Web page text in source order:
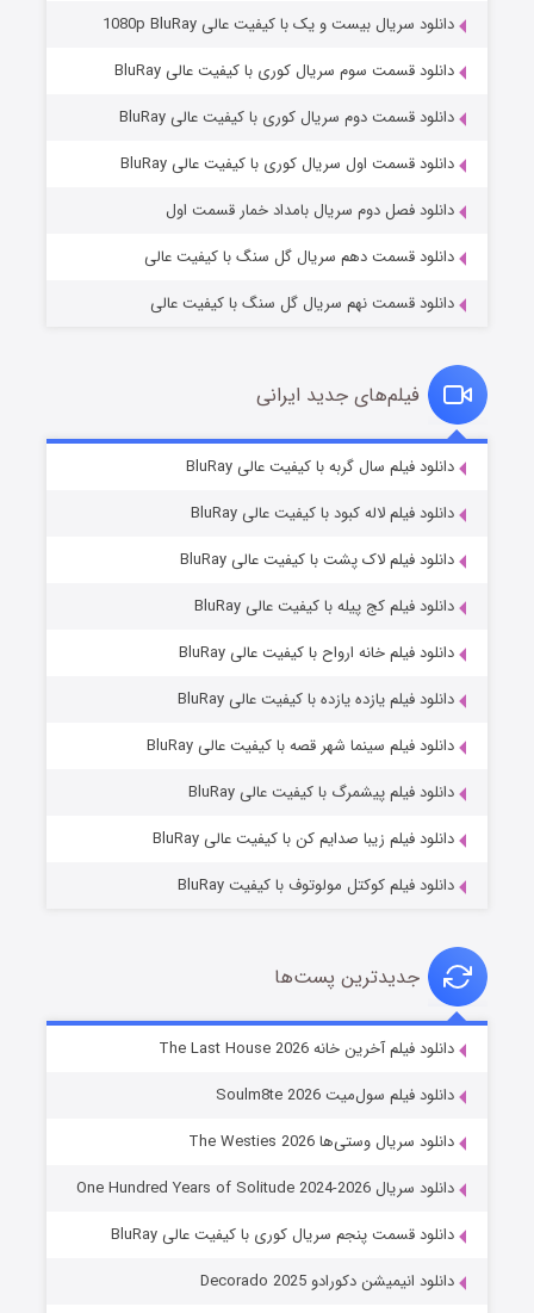
عملیات آپارتمان
قسمت۲ (زیرنویس) منتشر شد
قسمت۲ (زیرنویس) منتشر شد
شوگر فصل ۲
دانلود سریال بیست و یک با کیفیت عالی 1080p BluRay
دانلود قسمت سوم سریال کوری با کیفیت عالی BluRay
دانلود قسمت دوم سریال کوری با کیفیت عالی BluRay
دانلود قسمت اول سریال کوری با کیفیت عالی BluRay
دانلود فصل دوم سریال بامداد خمار قسمت اول
دانلود قسمت دهم سریال گل سنگ با کیفیت عالی
دانلود قسمت نهم سریال گل سنگ با کیفیت عالی
فیلم‌های جدید ایرانی
دانلود فیلم سال گربه با کیفیت عالی BluRay
دانلود فیلم لاله کبود با کیفیت عالی BluRay
دانلود فیلم لاک پشت با کیفیت عالی BluRay
دانلود فیلم کج‌ پیله با کیفیت عالی BluRay
دانلود فیلم خانه ارواح با کیفیت عالی BluRay
دانلود فیلم یازده یازده با کیفیت عالی BluRay
دانلود فیلم سینما شهر قصه با کیفیت عالی BluRay
دانلود فیلم پیشمرگ با کیفیت عالی BluRay
دانلود فیلم زیبا صدایم کن با کیفیت عالی BluRay
دانلود فیلم کوکتل مولوتوف با کیفیت BluRay
جدیدترین پست‌ها
دانلود فیلم آخرین خانه The Last House 2026
دانلود فیلم سول‌میت Soulm8te 2026
دانلود سریال وستی‌ها The Westies 2026
دانلود سریال One Hundred Years of Solitude 2024-2026
دانلود قسمت پنجم سریال کوری با کیفیت عالی BluRay
دانلود انیمیشن دکورادو Decorado 2025